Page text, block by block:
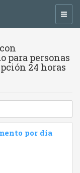
para personas
24 horas
por dia